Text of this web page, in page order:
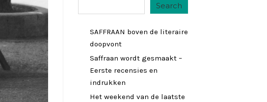
Search
SAFFRAAN boven de literaire
doopvont
Saffraan wordt gesmaakt –
Eerste recensies en
indrukken
Het weekend van de laatste